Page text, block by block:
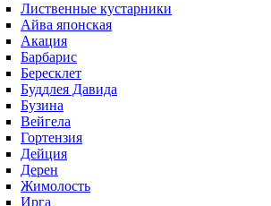
Лиственные кустарники
Айва японская
Акация
Барбарис
Бересклет
Буддлея Давида
Бузина
Вейгела
Гортензия
Дейция
Дерен
Жимолость
Ирга